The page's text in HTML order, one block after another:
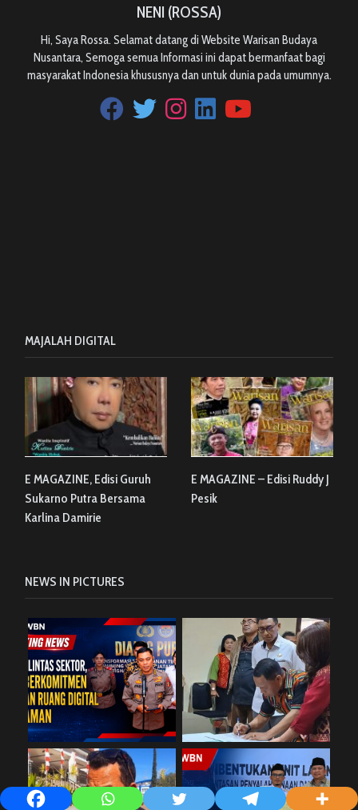
NENI (ROSSA)
Hi, Saya Rossa. Selamat datang di Website Warisan Budaya
Nusantara, Semoga semua Informasi ini dapat bermanfaat bagi
masyarakat Indonesia khususnya dan untuk dunia pada umumnya.
MAJALAH DIGITAL
E MAGAZINE, Edisi Guruh
Sukarno Putra Bersama
Karlina Damirie
E MAGAZINE – Edisi Ruddy J
Pesik
NEWS IN PICTURES